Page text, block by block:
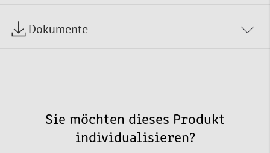
Dokumente
Sie möchten dieses Produkt
individualisieren?